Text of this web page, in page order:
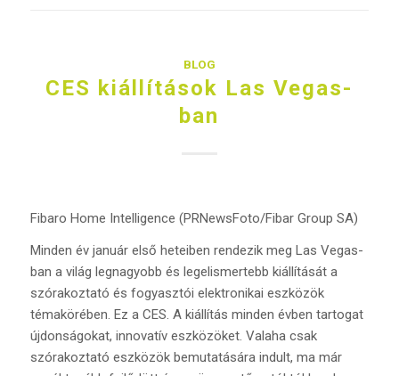
BLOG
CES kiállítások Las Vegas-
ban
Fibaro Home Intelligence (PRNewsFoto/Fibar Group SA)
Minden év január első heteiben rendezik meg Las Vegas-
ban a világ legnagyobb és legelismertebb kiállítását a
szórakoztató és fogyasztói elektronikai eszközök
témakörében. Ez a CES. A kiállítás minden évben tartogat
újdonságokat, innovatív eszközöket. Valaha csak
szórakoztató eszközök bemutatására indult, ma már